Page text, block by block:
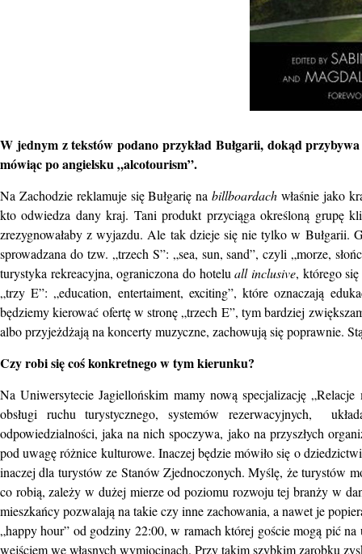
W jednym z tekstów podano przykład Bułgarii, dokąd
mówiąc po angielsku „alcotourism”.
Na Zachodzie reklamuje się Bułgarię nabillboardach właśnie jako
kto odwiedza dany kraj. Tani produkt przyciąga określoną grupę
zrezygnowałaby z wyjazdu. Ale tak dzieje się nie tylko w Bułgarii.
sprowadzana do tzw. „trzech S”: „sea, sun, sand”, czyli „morze,
turystyka rekreacyjna, ograniczona do hoteluall inclusive, którego
„trzy E”: „education, entertaiment, exciting”, które oznaczają
będziemy kierować ofertę w stronę „trzech E”, tym bardziej
albo przyjeżdżają na koncerty muzyczne, zachowują się poprawnie.
Czy robi się coś konkretnego w tym kierunku?
Na Uniwersytecie Jagiellońskim mamy nową specjalizację
obsługi ruchu turystycznego, systemów rezerwacyjnych,
odpowiedzialności, jaka na nich spoczywa, jako na przyszłych
pod uwagę różnice kulturowe. Inaczej będzie mówiło się o
inaczej dla turystów ze Stanów Zjednoczonych. Myślę, że turystów
co robią, zależy w dużej mierze od poziomu rozwoju tej branży w
mieszkańcy pozwalają na takie czy inne zachowania, a nawet je
„happy hour” od godziny 22:00, w ramach której goście mogą pić
wejściem we własnych wymiocinach. Przy takim szybkim zarobku